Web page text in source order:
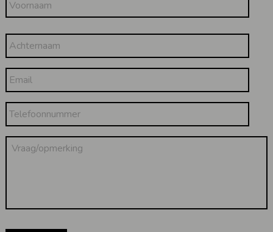
Voornaam
Achternaam
Email
Telefoonnummer
Vraag/opmerking